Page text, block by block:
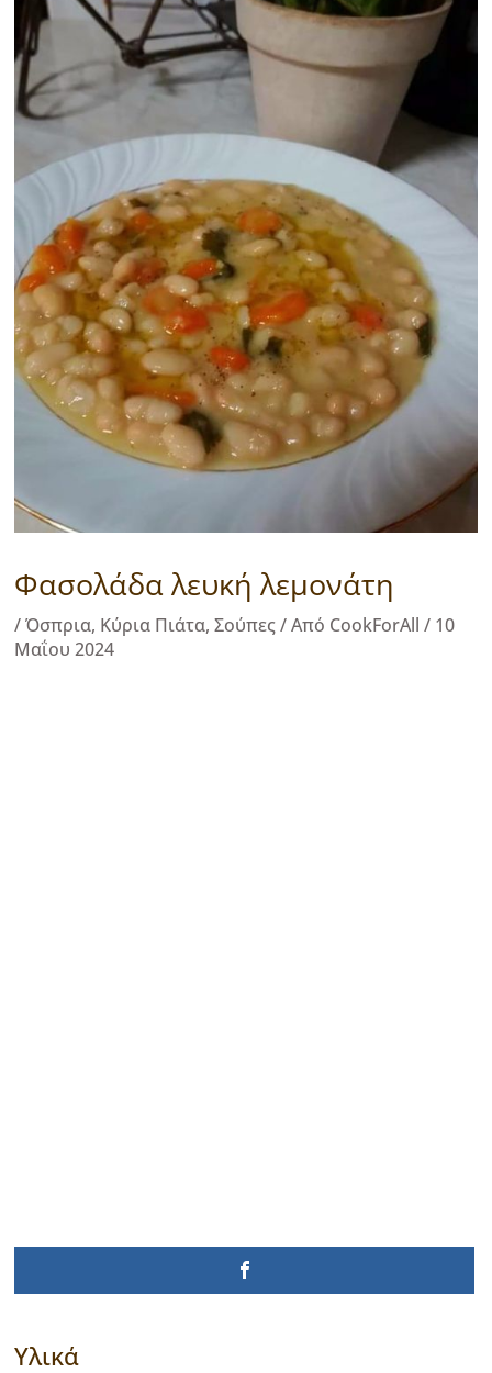
Φασολάδα λευκή λεμονάτη
/Όσπρια, Κύρια Πιάτα, Σούπες/ Από CookForAll / 10
Μαΐου 2024
Υλικά